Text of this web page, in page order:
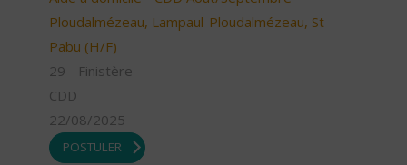
Ploudalmézeau, Lampaul-Ploudalmézeau, St
Pabu (H/F)
29 - Finistère
CDD
22/08/2025
POSTULER